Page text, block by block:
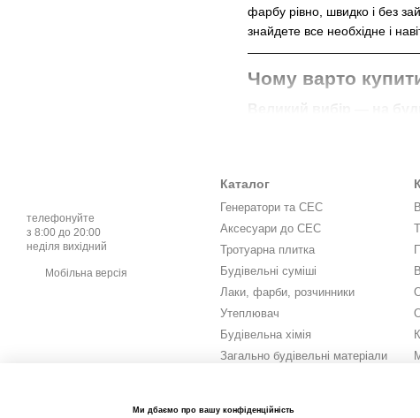
фарбу рівно, швидко і без
знайдете все необхідне і
Чому варто
✅ Валики для фасадних
✅ Мехові, поролонові,
✅ Різні розміри — від
Якість, якій можна
Ми продаємо валики лише
нові покупки.
Зручно купувати
Не треба їхати в магазин і
Ціни без переплат
телефонуйте
з 8:00 до 20:00
неділя вихідний
Мобільна версія
Каталог
Генератори та СЕС
Аксесуари до СЕС
Тротуарна плитка
Будівельні суміші
Лаки, фарби, розчинники
Утеплювач
Будівельна хімія
Загально будівельні матеріали
Метизи та кріплення
Ми дбаємо про вашу конфіденційність